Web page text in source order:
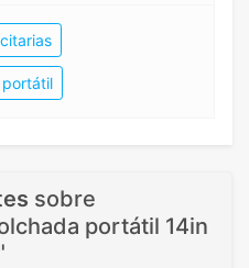
portátil
sobre
portátil 14in